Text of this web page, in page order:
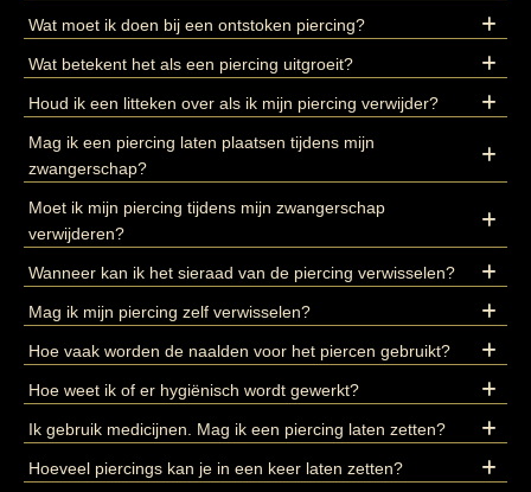
Wat moet ik doen bij een ontstoken piercing?
Wat betekent het als een piercing uitgroeit?
Houd ik een litteken over als ik mijn piercing verwijder?
Mag ik een piercing laten plaatsen tijdens mijn
zwangerschap?
Moet ik mijn piercing tijdens mijn zwangerschap
verwijderen?
Wanneer kan ik het sieraad van de piercing verwisselen?
Mag ik mijn piercing zelf verwisselen?
Hoe vaak worden de naalden voor het piercen gebruikt?
Hoe weet ik of er hygiënisch wordt gewerkt?
Ik gebruik medicijnen. Mag ik een piercing laten zetten?
Hoeveel piercings kan je in een keer laten zetten?